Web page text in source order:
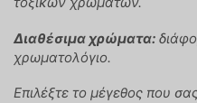
Διαθέσιμα χρώματα:
χρωματολόγιο.
Επιλέξτε το μέγεθος που σας